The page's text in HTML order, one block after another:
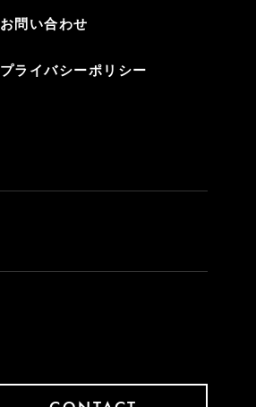
お問い合わせ
プライバシーポリシー